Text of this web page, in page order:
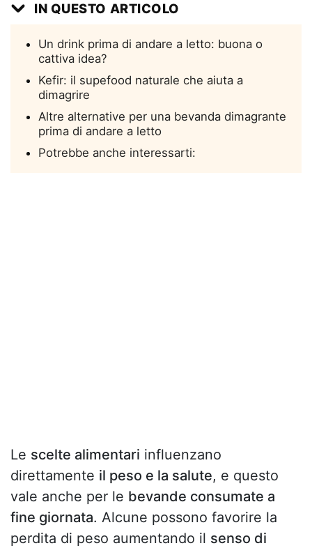
IN QUESTO ARTICOLO
Un drink prima di andare a letto: buona o
cattiva idea?
Kefir: il supefood naturale che aiuta a
dimagrire
Altre alternative per una bevanda dimagrante
prima di andare a letto
Potrebbe anche interessarti:
Le scelte alimentari influenzano
direttamente il peso e la salute, e questo
vale anche per le bevande consumate a
fine giornata. Alcune possono favorire la
perdita di peso aumentando il senso di